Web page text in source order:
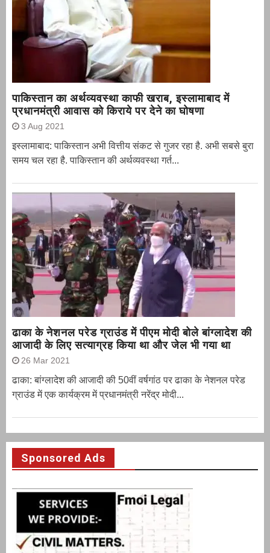
पाकिस्तान का अर्थव्यवस्था काफी खराब, इस्लामाबाद में
प्रधानमंत्री आवास को किराये पर देने का घोषणा
3 Aug 2021
इस्लामाबाद: पाकिस्तान अभी वित्तीय संकट से गुजर रहा है. अभी सबसे बुरा
समय चल रहा है. पाकिस्तान की अर्थव्यवस्था गर्त...
ढाका के नेशनल परेड ग्राउंड में पीएम मोदी बोले बांग्लादेश की
आजादी के लिए सत्याग्रह किया था और जेल भी गया था
26 Mar 2021
ढाका: बांग्लादेश की आजादी की 50वीं वर्षगांठ पर ढाका के नेशनल परेड
ग्राउंड में एक कार्यक्रम में प्रधानमंत्री नरेंद्र मोदी...
Sponsored Ads